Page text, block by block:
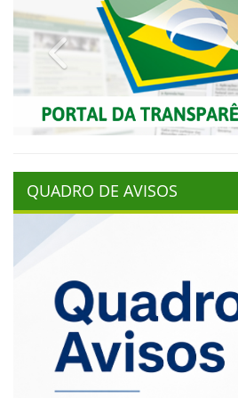
Previous
QUADRO DE AVISOS